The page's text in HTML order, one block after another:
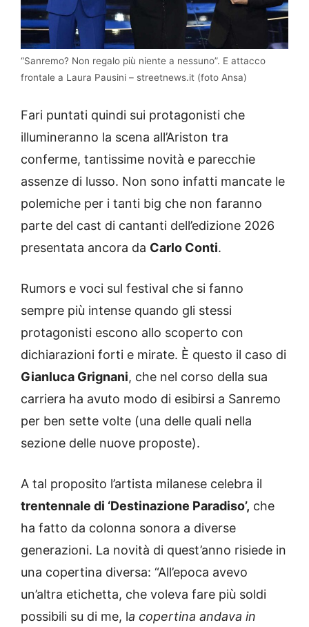
“Sanremo? Non regalo più niente a nessuno”. E attacco
frontale a Laura Pausini – streetnews.it (foto Ansa)
Fari puntati quindi sui protagonisti che
illumineranno la scena all’Ariston tra
conferme, tantissime novità e parecchie
assenze di lusso. Non sono infatti mancate le
polemiche per i tanti big che non faranno
parte del cast di cantanti dell’edizione 2026
presentata ancora da Carlo Conti.
Rumors e voci sul festival che si fanno
sempre più intense quando gli stessi
protagonisti escono allo scoperto con
dichiarazioni forti e mirate. È questo il caso di
Gianluca Grignani, che nel corso della sua
carriera ha avuto modo di esibirsi a Sanremo
per ben sette volte (una delle quali nella
sezione delle nuove proposte).
A tal proposito l’artista milanese celebra il
trentennale di ‘Destinazione Paradiso’, che
ha fatto da colonna sonora a diverse
generazioni. La novità di quest’anno risiede in
una copertina diversa: “All’epoca avevo
un’altra etichetta, che voleva fare più soldi
possibili su di me, la copertina andava in